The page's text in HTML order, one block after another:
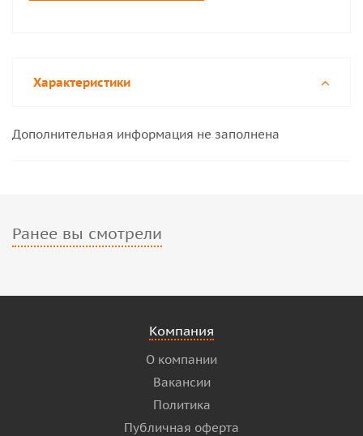
Характеристики
Дополнительная информация не заполнена
Ранее вы смотрели
Компания
О компании
Вакансии
Политика
Публичная оферта